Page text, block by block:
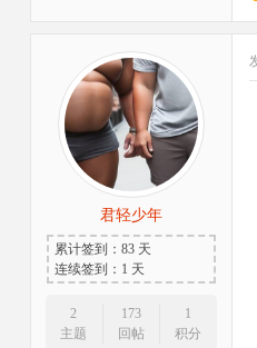
君轻少年
累计签到：83 天
连续签到：1 天
2
主题
173
回帖
1
积分